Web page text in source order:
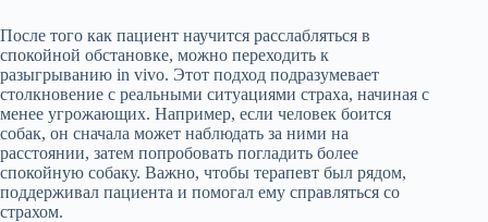
После того как пациент научится расслабляться в
спокойной обстановке, можно переходить к
разыгрыванию in vivo. Этот подход подразумевает
столкновение с реальными ситуациями страха, начиная с
менее угрожающих. Например, если человек боится
собак, он сначала может наблюдать за ними на
расстоянии, затем попробовать погладить более
спокойную собаку. Важно, чтобы терапевт был рядом,
поддерживал пациента и помогал ему справляться со
страхом.